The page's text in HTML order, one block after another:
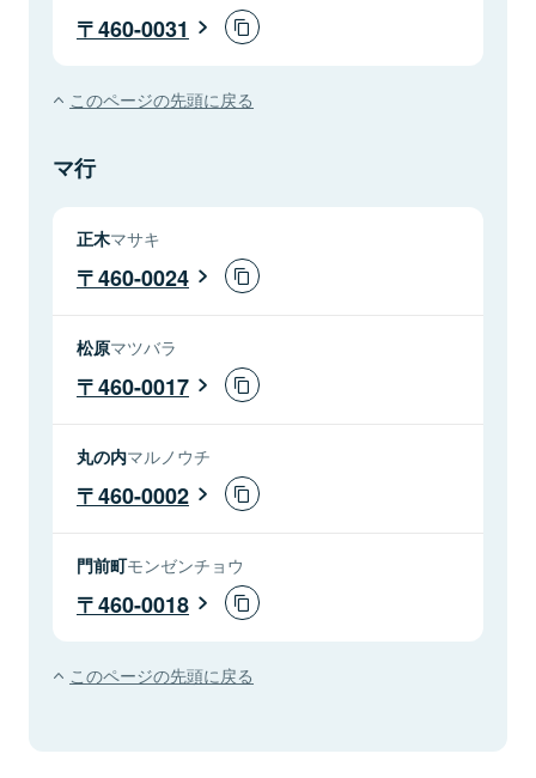
460-0031
このページの先頭に戻る
マ行
正木マサキ
460-0024
松原マツバラ
460-0017
丸の内マルノウチ
460-0002
門前町モンゼンチョウ
460-0018
このページの先頭に戻る